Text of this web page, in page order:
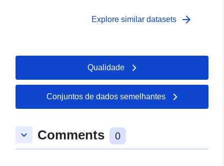
Explore similar datasets arrow_forward
Qualidade
Conjuntos de dados semelhantes
keyboard_arrow_down Comments 0